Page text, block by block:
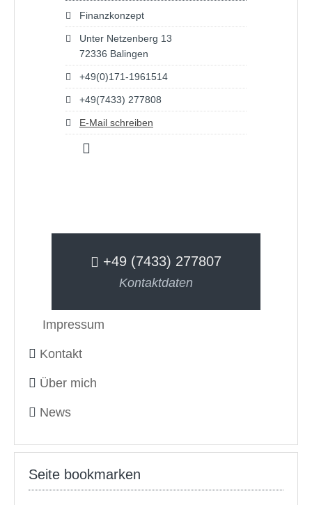
Finanzkonzept
Unter Netzenberg 13
72336 Balingen
+49(0)171-1961514
+49(7433) 277808
E-Mail schreiben
+49 (7433) 277807
Kontaktdaten
Impressum
Kontakt
Über mich
News
Seite bookmarken